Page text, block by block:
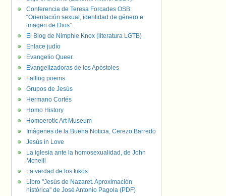
Conferencia de Teresa Forcades OSB:
“Orientación sexual, identidad de género e
imagen de Dios” .
El Blog de Nimphie Knox (literatura LGTB)
Enlace judío
Evangelio Queer.
Evangelizadoras de los Apóstoles
Falling poems
Grupos de Jesús
Hermano Cortés
Homo History
Homoerotic Art Museum
Imágenes de la Buena Noticia, Cerezo Barredo
Jesús in Love
La iglesia ante la homosexualidad, de John
Mcneill
La verdad de los kikos
Libro "Jesús de Nazaret. Aproximación
histórica" de José Antonio Pagola (PDF)